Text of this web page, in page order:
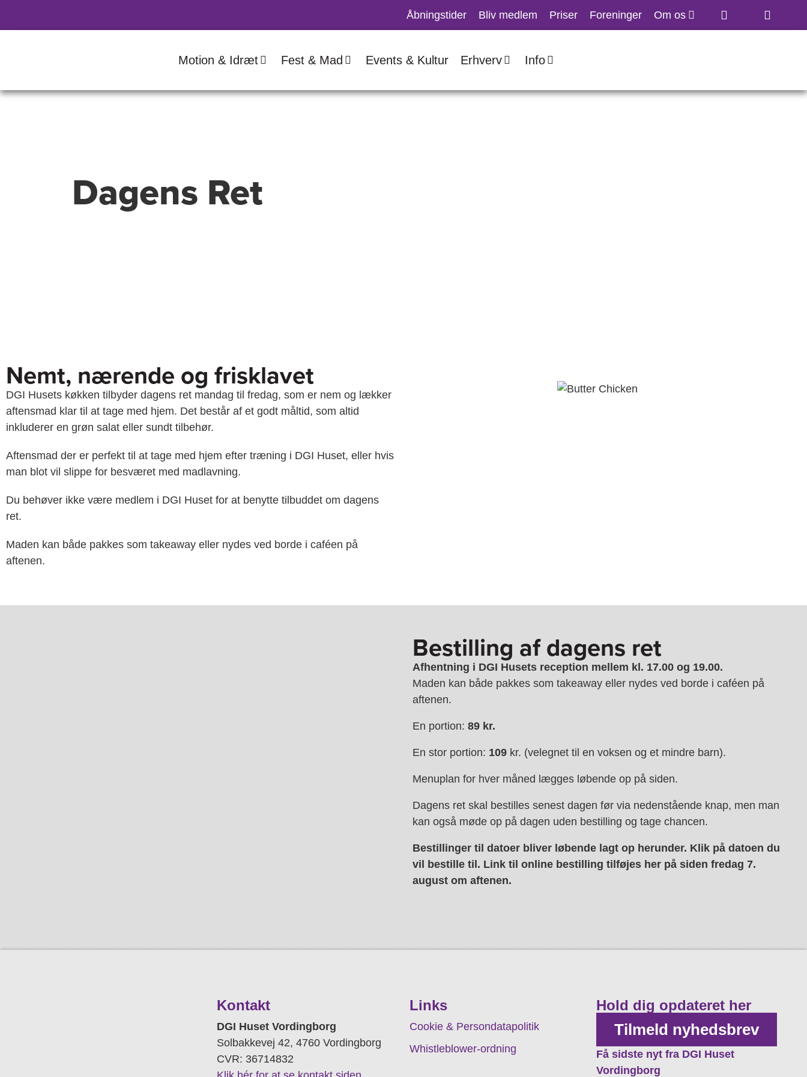
Åbningstider Bliv medlem Priser Foreninger Om os
Motion & Idræt Fest & Mad Events & Kultur Erhverv Info
Dagens Ret
Nemt, nærende og frisklavet
DGI Husets køkken tilbyder dagens ret mandag til fredag, som er nem og lækker
aftensmad klar til at tage med hjem. Det består af et godt måltid, som altid
inkluderer en grøn salat eller sundt tilbehør.
Aftensmad der er perfekt til at tage med hjem efter træning i DGI Huset, eller hvis
man blot vil slippe for besværet med madlavning.
Du behøver ikke være medlem i DGI Huset for at benytte tilbuddet om dagens
ret.
Maden kan både pakkes som takeaway eller nydes ved borde i caféen på
aftenen.
Bestilling af dagens ret
Afhentning i DGI Husets reception mellem kl. 17.00 og 19.00.
Maden kan både pakkes som takeaway eller nydes ved borde i caféen på
aftenen.
En portion:89 kr.
En stor portion: 109 kr. (velegnet til en voksen og et mindre barn).
Menuplan for hver måned lægges løbende op på siden.
Dagens ret skal bestilles senest dagen før via nedenstående knap, men man
kan også møde op på dagen uden bestilling og tage chancen.
Bestillinger til datoer bliver løbende lagt op herunder. Klik på datoen du
vil bestille til. Link til online bestilling tilføjes her på siden fredag 7.
august om aftenen.
Kontakt
DGI Huset Vordingborg
Solbakkevej 42, 4760 Vordingborg
CVR: 36714832
Links
Cookie & Persondatapolitik
Whistleblower-ordning
Hold dig opdateret her
Tilmeld nyhedsbrev
Få sidste nyt fra DGI Huset
Vordingborg